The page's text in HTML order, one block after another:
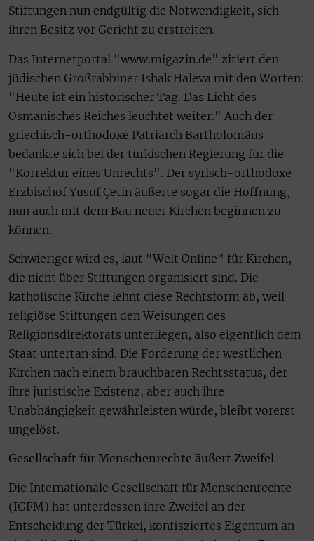
Stiftungen nun endgültig die Notwendigkeit, sich
ihren Besitz vor Gericht zu erstreiten.
Das Internetportal "www.migazin.de" zitiert den
jüdischen Großrabbiner Ishak Haleva mit den Worten:
"Heute ist ein historischer Tag. Das Licht des
Osmanisches Reiches leuchtet weiter." Auch der
griechisch-orthodoxe Patriarch Bartholomäus
bedankte sich bei der türkischen Regierung für die
"Korrektur eines Unrechts". Der syrisch-orthodoxe
Erzbischof Yusuf Çetin äußerte sogar die Hoffnung,
nun auch mit dem Bau neuer Kirchen beginnen zu
können.
Schwieriger wird es, laut "Welt Online" für Kirchen,
die nicht über Stiftungen organisiert sind. Die
katholische Kirche lehnt diese Rechtsform ab, weil
religiöse Stiftungen den Weisungen des
Religionsdirektorats unterliegen, also eigentlich dem
Staat untertan sind. Die Forderung der westlichen
Kirchen nach einem brauchbaren Rechtsstatus, der
ihre juristische Existenz, aber auch ihre
Unabhängigkeit gewährleisten würde, bleibt vorerst
ungelöst.
Gesellschaft für Menschenrechte äußert Zweifel
Die Internationale Gesellschaft für Menschenrechte
(IGFM) hat unterdessen ihre Zweifel an der
Entscheidung der Türkei, konfisziertes Eigentum an